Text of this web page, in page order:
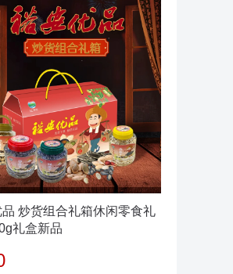
炒货组合礼箱休闲零食礼
礼盒新品